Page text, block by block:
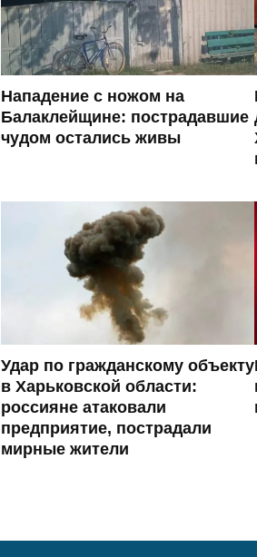
Нападение с ножом на
Балаклейщине: пострадавшие
чудом остались живы
Удар по гражданскому объекту
в Харьковской области:
россияне атаковали
предприятие, пострадали
мирные жители